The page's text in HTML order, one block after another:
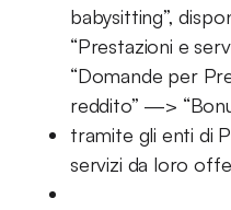
babysitting”,
“Prestazioni e
“Domande per
reddito” —>
tramite gli enti di
servizi da loro